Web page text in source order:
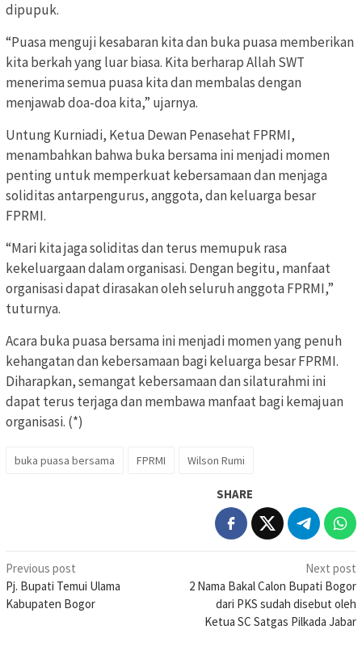
dipupuk.
“Puasa menguji kesabaran kita dan buka puasa memberikan
kita berkah yang luar biasa. Kita berharap Allah SWT
menerima semua puasa kita dan membalas dengan
menjawab doa-doa kita,” ujarnya.
Untung Kurniadi, Ketua Dewan Penasehat FPRMI,
menambahkan bahwa buka bersama ini menjadi momen
penting untuk memperkuat kebersamaan dan menjaga
soliditas antarpengurus, anggota, dan keluarga besar
FPRMI.
“Mari kita jaga soliditas dan terus memupuk rasa
kekeluargaan dalam organisasi. Dengan begitu, manfaat
organisasi dapat dirasakan oleh seluruh anggota FPRMI,”
tuturnya.
Acara buka puasa bersama ini menjadi momen yang penuh
kehangatan dan kebersamaan bagi keluarga besar FPRMI.
Diharapkan, semangat kebersamaan dan silaturahmi ini
dapat terus terjaga dan membawa manfaat bagi kemajuan
organisasi. (*)
buka puasa bersama FPRMI Wilson Rumi
SHARE
Post
navigation
Previous post
Pj. Bupati Temui Ulama
Kabupaten Bogor
Next post
2 Nama Bakal Calon Bupati Bogor
dari PKS sudah disebut oleh
Ketua SC Satgas Pilkada Jabar